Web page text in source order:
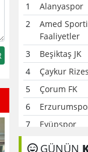
1
Alanyaspor
2
Amed
Faaliyetler
3 Beşiktaş JK
4
Çaykur
5
Çorum FK
6
7
Eyüpspor
8
Fenerbahçe
GÜNÜN